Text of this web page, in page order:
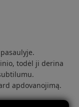
todėl ji derina
apdovanojimą.